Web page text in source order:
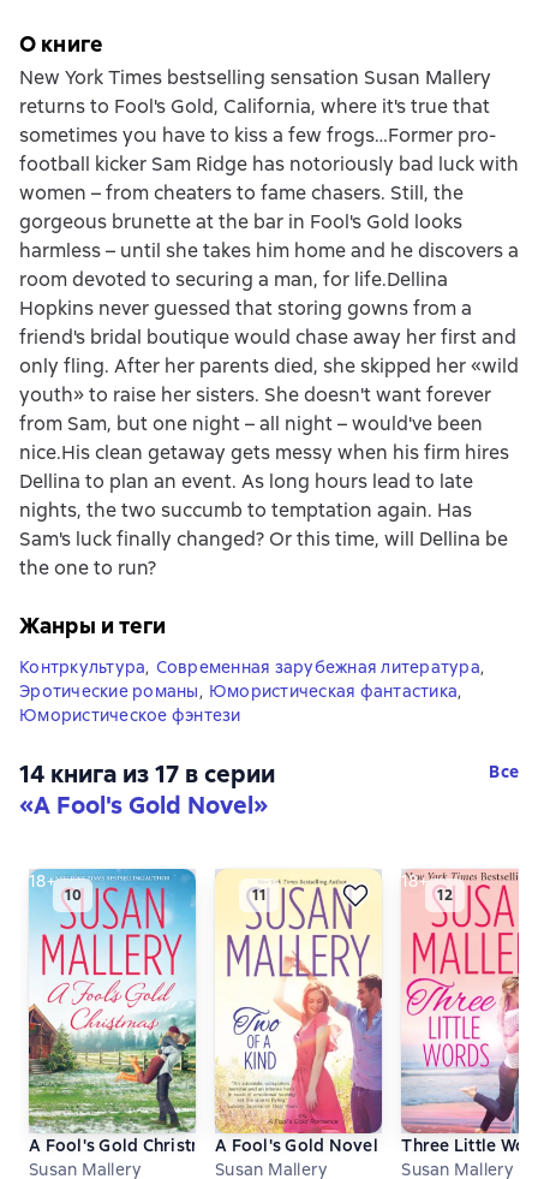
О книге
New York Times bestselling sensation Susan Mallery
returns to Fool's Gold, California, where it's true that
sometimes you have to kiss a few frogs…Former pro-
football kicker Sam Ridge has notoriously bad luck with
women – from cheaters to fame chasers. Still, the
gorgeous brunette at the bar in Fool's Gold looks
harmless – until she takes him home and he discovers a
room devoted to securing a man, for life.Dellina
Hopkins never guessed that storing gowns from a
friend's bridal boutique would chase away her first and
only fling. After her parents died, she skipped her «wild
youth» to raise her sisters. She doesn't want forever
from Sam, but one night – all night – would've been
nice.His clean getaway gets messy when his firm hires
Dellina to plan an event. As long hours lead to late
nights, the two succumb to temptation again. Has
Sam's luck finally changed? Or this time, will Dellina be
the one to run?
Жанры и теги
Контркультура, Современная зарубежная литература,
Эротические романы, Юмористическая фантастика,
Юмористическое фэнтези
14 книга из 17 в серии
«A Fool's Gold Novel»
Все
18+
A Fool's Gold Christmas
Susan Mallery
A Fool's Gold Novel
Susan Mallery
18+
Three Little
Susan Mallery